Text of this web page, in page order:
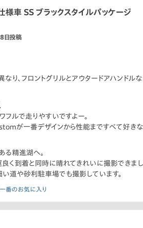
SS ブラックスタイルパッケージ
日投稿
、フロントグリルとアウタードアハンドル
ルで走りやすいですよー。
が一番デザインから性能まですべて好きな
る精進湖へ。
く到着と同時に晴れてきれいに撮影できまし
道や砂利駐車場でも撮影しています。
番のお気に入り